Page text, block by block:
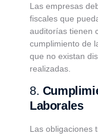
Las empresas
fiscales que
auditorías tienen
cumplimiento de
que no existan
realizadas.
8.
Laborales
Las obligaciones